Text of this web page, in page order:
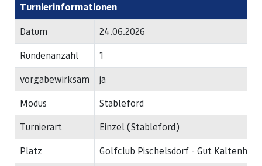
Turnierinformationen
Datum
24.06.2026
Rundenanzahl
1
vorgabewirksam
ja
Modus
Stableford
Turnierart
Einzel (Stableford)
Platz
Golfclub Pischelsdorf - Gut